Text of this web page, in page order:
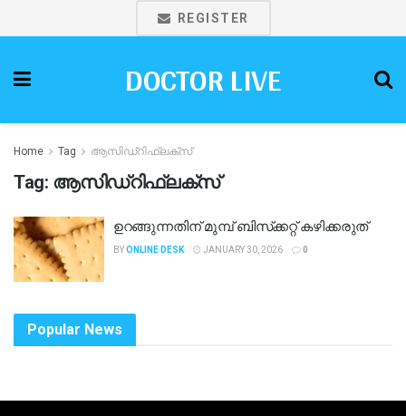
REGISTER
DOCTOR LIVE
Home Tag ആസിഡ്‌റിഫ്ലക്സ്
Tag: ആസിഡ്‌റിഫ്ലക്സ്
ഉറങ്ങുന്നതിന് മുമ്പ് ബിസ്‌ക്കറ്റ് കഴിക്കരുത്
BYONLINE DESK JANUARY 30, 2026 0
Popular News